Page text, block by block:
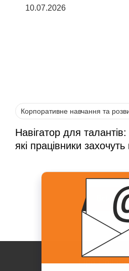
10.07.2026
Корпоративне навчання та
Навігатор для
які працівники
Всі
Про